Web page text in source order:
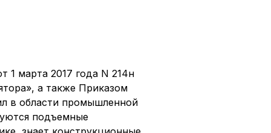
1 марта 2017 года N 214н
а также Приказом
в области промышленной
подъемные